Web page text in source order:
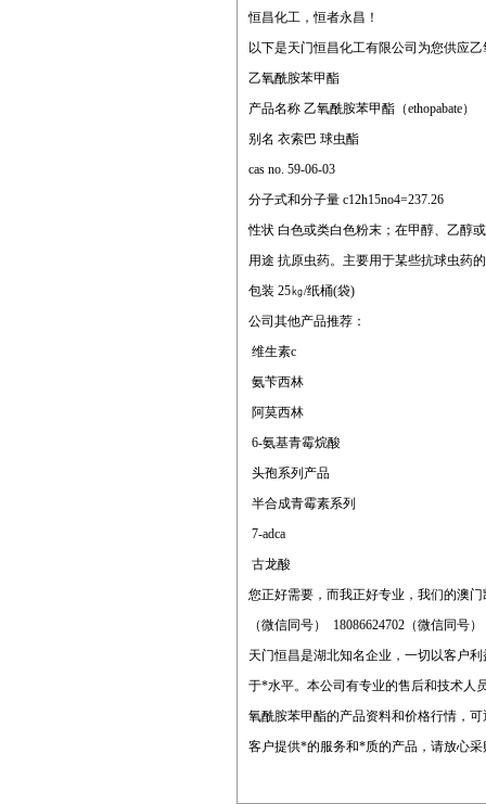
恒昌化工，恒者永昌！
以下是天门恒昌化工有限公司为您供应
乙氧酰胺苯甲酯
产品名称 乙氧酰胺苯甲酯（ethopabate）
别名 衣索巴 球虫酯
cas no. 59-06-03
分子式和分子量 c12h15no4=237.26
性状 白色或类白色粉末；在甲醇、乙醇
用途 抗原虫药。主要用于某些抗球虫药
包装 25㎏/纸桶(袋)
公司其他产品推荐：
维生素c
氨苄西林
阿莫西林
6-氨基青霉烷酸
头孢系列产品
半合成青霉素系列
7-adca
古龙酸
您正好需要，而我正好专业，我们的澳
（微信同号） 18086624702（微信同号
天门恒昌是湖北知名企业，一切以客户
于*水平。本公司有专业的售后和技术人
氧酰胺苯甲酯的产品资料和价格行情，可
客户提供*的服务和*质的产品，请放心采